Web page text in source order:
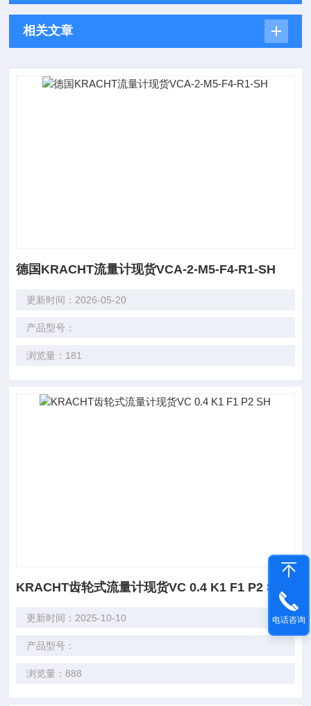
相关文章
德国KRACHT流量计现货VCA-2-M5-F4-R1-SH
更新时间：2026-05-20
产品型号：
浏览量：181
KRACHT齿轮式流量计现货VC 0.4 K1 F1 P2 SH
更新时间：2025-10-10
产品型号：
浏览量：888
电话咨询